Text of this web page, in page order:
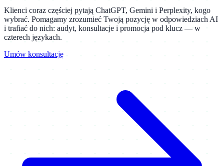
Klienci coraz częściej pytają ChatGPT, Gemini i Perplexity, kogo
wybrać. Pomagamy zrozumieć Twoją pozycję w odpowiedziach AI
i trafiać do nich: audyt, konsultacje i promocja pod klucz — w
czterech językach.
Umów konsultację